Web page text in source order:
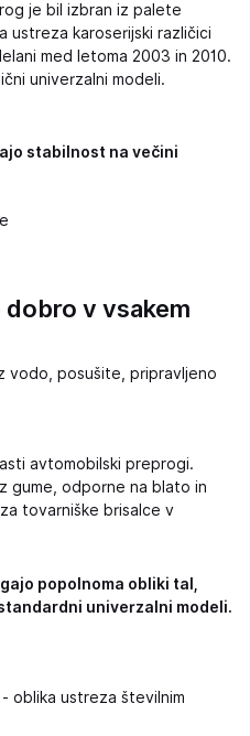
je bil izbran iz palete
ustreza karoserijski različici
med letoma 2003 in 2010.
univerzalni modeli.
stabilnost na večini
v vsakem
vodo, posušite, pripravljeno
avtomobilski preprogi.
gume, odporne na blato in
tovarniške brisalce v
popolnoma obliki tal,
univerzalni modeli.
oblika ustreza številnim